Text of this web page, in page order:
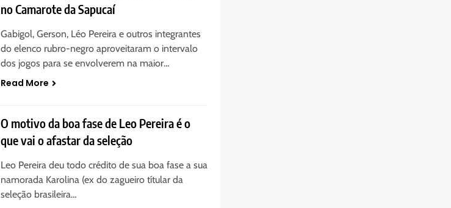
no Camarote da Sapucaí
Gabigol, Gerson, Léo Pereira e outros integrantes
do elenco rubro-negro aproveitaram o intervalo
dos jogos para se envolverem na maior…
Read More
O motivo da boa fase de Leo Pereira é o
que vai o afastar da seleção
Leo Pereira deu todo crédito de sua boa fase a sua
namorada Karolina (ex do zagueiro títular da
seleção brasileira…